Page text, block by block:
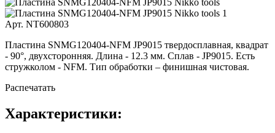
Арт. NT600803
Пластина SNMG120404-NFM JP9015 твердосплавная, квадрат
- 90°, двухсторонняя. Длина - 12.3 мм. Сплав - JP9015. Есть
стружколом - NFM. Тип обработки – финишная чистовая.
Распечатать
Характеристики: